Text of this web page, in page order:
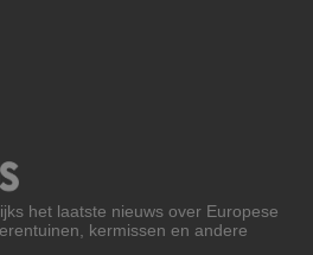
het laatste nieuws over Europese
kermissen en andere